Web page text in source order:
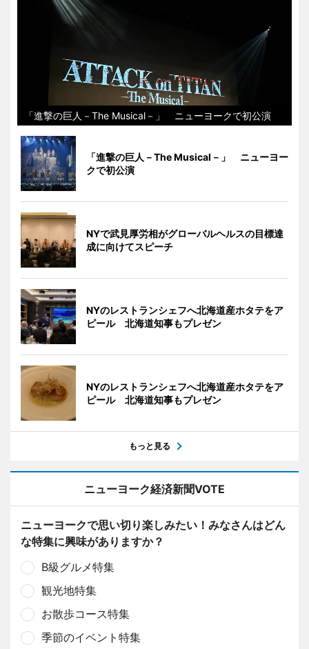
「進撃の巨人－The Musical－」 ニューヨークで初公演
「進撃の巨人－The Musical－」 ニューヨー
クで初公演
NYで武見厚労相がグローバルヘルスの目標達
成に向けてスピーチ
NYのレストランシェフへ北海道産ホタテをア
ピール 北海道知事もプレゼン
NYのレストランシェフへ北海道産ホタテをア
ピール 北海道知事もプレゼン
もっと見る
ニューヨーク経済新聞VOTE
ニューヨークで思い切り楽しみたい！みなさんはどん
な特集に興味がありますか？
B級グルメ特集
観光地特集
お散歩コース特集
季節のイベント特集